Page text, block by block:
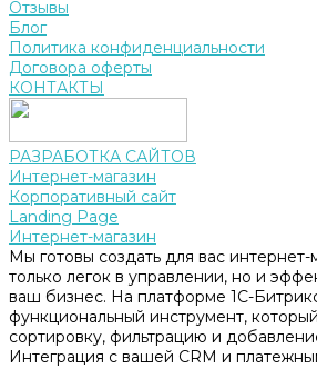
Отзывы
Блог
Политика конфиденциальности
Договора оферты
КОНТАКТЫ
РАЗРАБОТКА САЙТОВ
Интернет-магазин
Корпоративный сайт
Landing Page
Интернет-магазин
Мы готовы создать для вас интернет-
только легок в управлении, но и
ваш бизнес. На платформе 1С-
функциональный инструмент,
сортировку, фильтрацию и
Интеграция с вашей CRM и